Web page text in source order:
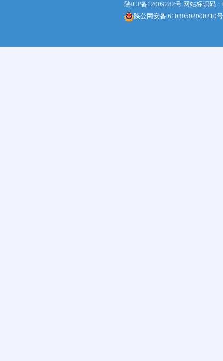
陕ICP备12009282号 网站标识码
陕公网安备 61030502000210号